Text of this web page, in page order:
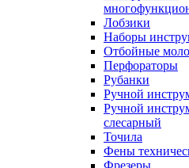
Лобзики
Наборы
Отбойные
Перфораторы
Рубанки
Ручной
Ручной
слесарный
Точила
Фены
Фрезеры